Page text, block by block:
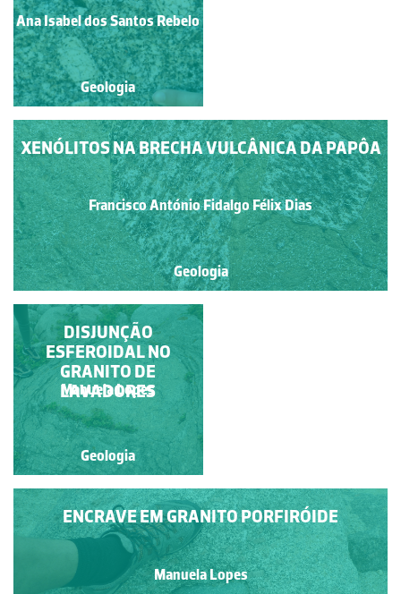
Francisco António Fidalgo
Félix Dias
Geologia
Ana Isabel dos Santos Rebelo
Geologia
XENÓLITOS NA BRECHA VULCÂNICA DA PAPÔA
Francisco António Fidalgo Félix Dias
Geologia
MARMITAS
MARINHAS
Francisco António Fidalgo
Félix Dias
Geologia
ENCRAVE EM GRANITO PORFIRÓIDE
Manuela Lopes
DISJUNÇÃO
ESFEROIDAL NO
GRANITO DE
LAVADORES
Manuela Lopes
Geologia